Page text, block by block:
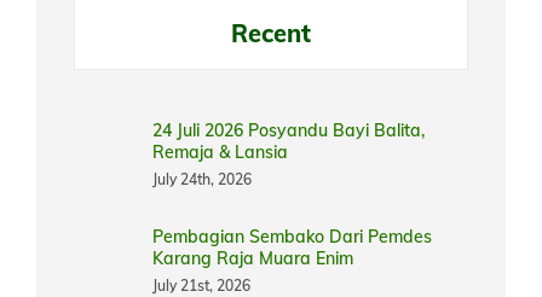
Recent
24 Juli 2026 Posyandu Bayi Balita,
Remaja & Lansia
July 24th, 2026
Pembagian Sembako Dari Pemdes
Karang Raja Muara Enim
July 21st, 2026